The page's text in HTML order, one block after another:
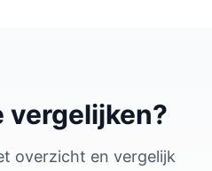
vergelijken?
overzicht en vergelijk